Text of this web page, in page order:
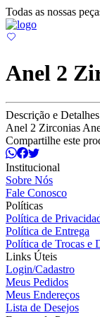
Todas as nossas
Anel 2
Descrição e Detalhes
Anel 2 Zirconias
Compartilhe este
Institucional
Sobre Nós
Fale Conosco
Políticas
Política de
Política de Entrega
Política de Trocas e
Links Úteis
Login/Cadastro
Meus Pedidos
Meus Endereços
Lista de Desejos